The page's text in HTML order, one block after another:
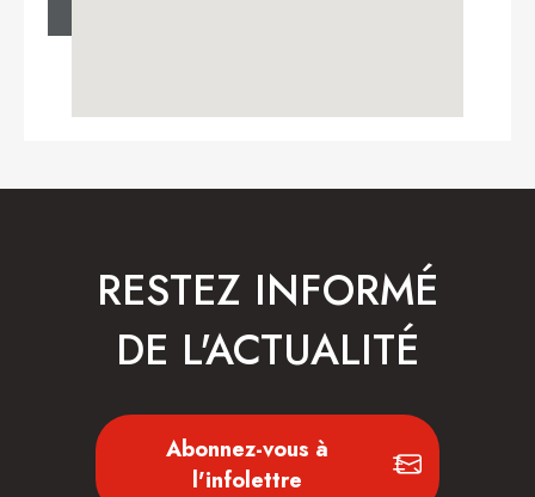
RESTEZ INFORMÉ
DE L'ACTUALITÉ
Abonnez-vous à
l'infolettre